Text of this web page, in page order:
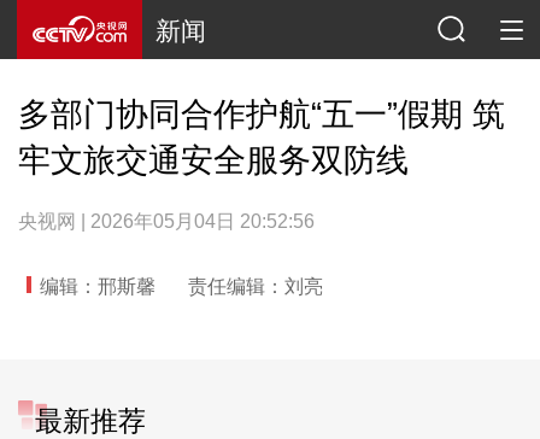
新闻
多部门协同合作护航“五一”假期 筑
牢文旅交通安全服务双防线
央视网 | 2026年05月04日 20:52:56
编辑：邢斯馨 责任编辑：刘亮
最新推荐